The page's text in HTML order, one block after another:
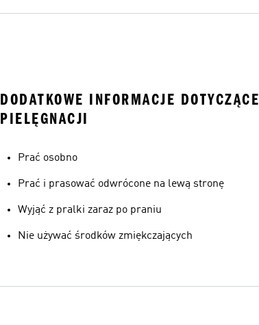
DODATKOWE INFORMACJE DOTYCZĄCE
PIELĘGNACJI
Prać osobno
Prać i prasować odwrócone na lewą stronę
Wyjąć z pralki zaraz po praniu
Nie używać środków zmiękczających